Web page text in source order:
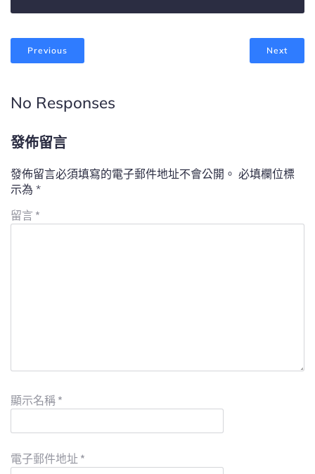
Previous Next
No Responses
發佈留言
發佈留言必須填寫的電子郵件地址不會公開。 必填欄位標
示為 *
留言 *
顯示名稱 *
電子郵件地址 *